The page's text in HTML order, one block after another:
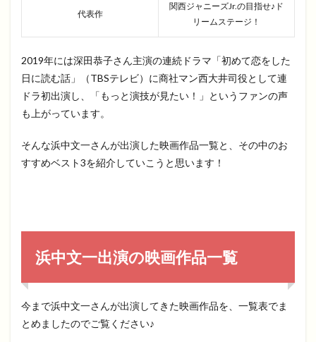
代表作
関西ジャニーズJr.の目指せ♪ド
リームステージ！
2019年には深田恭子さん主演の連続ドラマ「初めて恋をした
日に読む話」（TBSテレビ）に商社マン西大井司役として連
ドラ初出演し、「もっと演技が見たい！」というファンの声
も上がっています。
そんな浜中文一さんが出演した映画作品一覧と、その中のお
すすめベスト3を紹介していこうと思います！
浜中文一出演の映画作品一覧
今まで浜中文一さんが出演してきた映画作品を、一覧表でま
とめましたのでご覧ください♪